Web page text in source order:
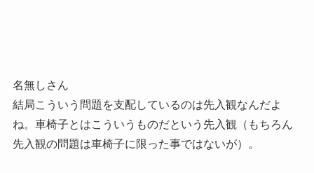
名無しさん
結局こういう問題を支配しているのは先入観なんだよ
ね。車椅子とはこういうものだという先入観（もちろん
先入観の問題は車椅子に限った事ではないが）。